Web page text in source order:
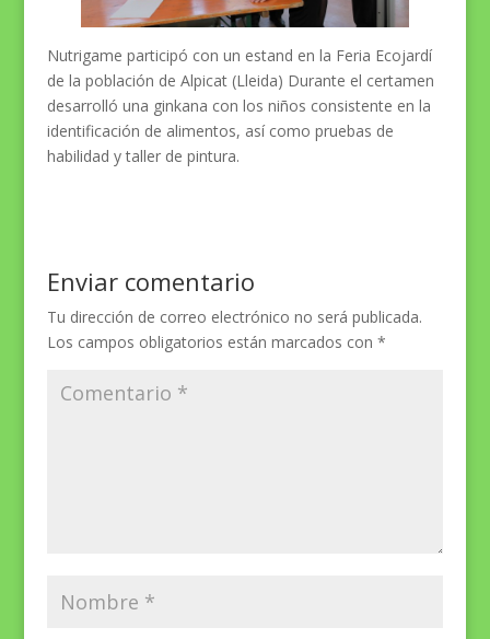
Nutrigame participó con un estand en la Feria Ecojardí
de la población de Alpicat (Lleida) Durante el certamen
desarrolló una ginkana con los niños consistente en la
identificación de alimentos, así como pruebas de
habilidad y taller de pintura.
Enviar comentario
Tu dirección de correo electrónico no será publicada.
Los campos obligatorios están marcados con *